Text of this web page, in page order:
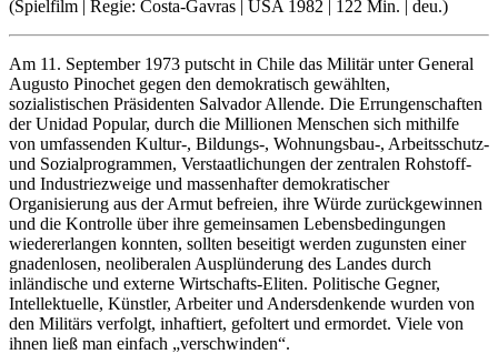
(Spielfilm | Regie: Costa-Gavras | USA 1982 | 122 Min. | deu.)
Am 11. September 1973 putscht in Chile das Militär unter General
Augusto Pinochet gegen den demokratisch gewählten,
sozialistischen Präsidenten Salvador Allende. Die Errungenschaften
der Unidad Popular, durch die Millionen Menschen sich mithilfe
von umfassenden Kultur-, Bildungs-, Wohnungsbau-, Arbeitsschutz-
und Sozialprogrammen, Verstaatlichungen der zentralen Rohstoff-
und Industriezweige und massenhafter demokratischer
Organisierung aus der Armut befreien, ihre Würde zurückgewinnen
und die Kontrolle über ihre gemeinsamen Lebensbedingungen
wiedererlangen konnten, sollten beseitigt werden zugunsten einer
gnadenlosen, neoliberalen Ausplünderung des Landes durch
inländische und externe Wirtschafts-Eliten. Politische Gegner,
Intellektuelle, Künstler, Arbeiter und Andersdenkende wurden von
den Militärs verfolgt, inhaftiert, gefoltert und ermordet. Viele von
ihnen ließ man einfach „verschwinden“.